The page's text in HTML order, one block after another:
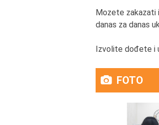
Mozete zakazati
danas za danas
Izvolite dođete i
FOTO